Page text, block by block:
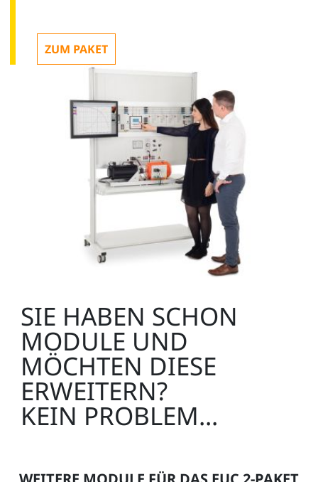
ZUM PAKET
SIE HABEN SCHON
MODULE UND
MÖCHTEN DIESE
ERWEITERN?
KEIN PROBLEM...